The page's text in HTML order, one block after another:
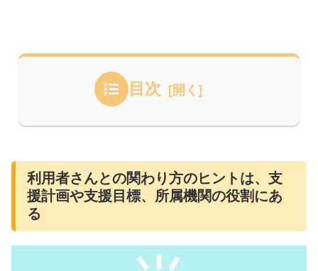
目次
利用者さんとの関わり方のヒントは、支
援計画や支援目標、所属機関の役割にあ
る